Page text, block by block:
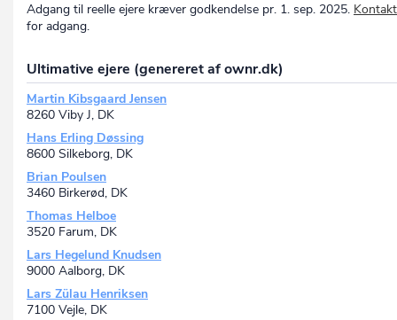
Adgang til reelle ejere kræver godkendelse pr. 1. sep. 2025.
for adgang.
Ultimative ejere (genereret af ownr.dk)
Martin Kibsgaard Jensen
8260 Viby J, DK
Hans Erling Døssing
8600 Silkeborg, DK
Brian Poulsen
3460 Birkerød, DK
Thomas Helboe
3520 Farum, DK
Lars Hegelund Knudsen
9000 Aalborg, DK
Lars Zülau Henriksen
7100 Vejle, DK